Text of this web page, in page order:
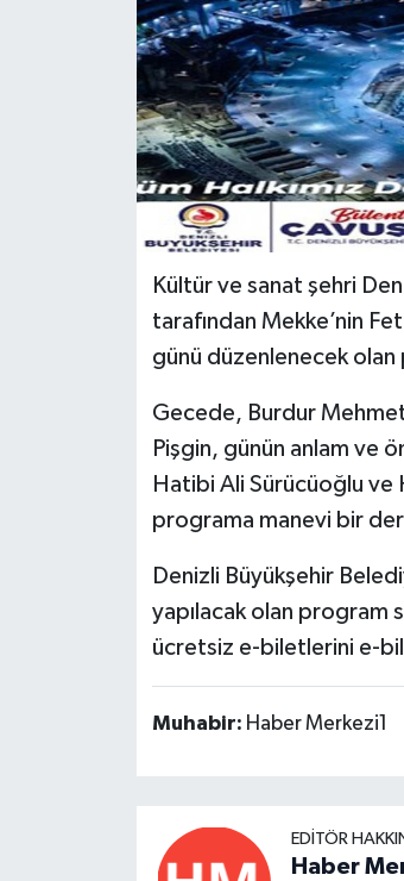
Kültür ve sanat şehri
tarafından Mekke’nin
günü düzenlenecek
Gecede, Burdur
Pişgin, günün anlam ve
Hatibi Ali Sürücüoğlu ve
programa manevi bir
Denizli Büyükşehir
yapılacak olan program
ücretsiz e-biletlerini e-
Muhabir: Haber Merkezi1
EDITÖR
Haber